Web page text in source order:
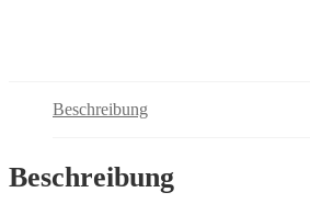
Beschreibung
Beschreibung